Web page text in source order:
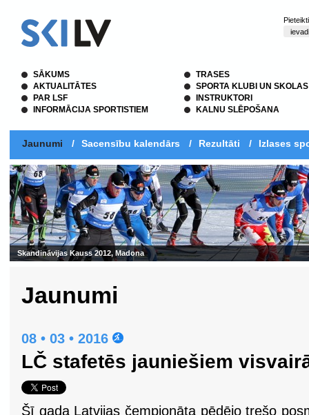
SĀKUMS
AKTUALITĀTES
PAR LSF
INFORMĀCIJA SPORTISTIEM
TRASES
SPORTA KLUBI UN SKOLAS
INSTRUKTORI
KALNU SLĒPOŠANA
Jaunumi / Sacensību kalendārs / Rezultāti / Izlases
2012, Madona
Jaunumi
08 • 03 • 2016
LČ stafetēs jauniešiem
Šī gada Latvijas čempionāta pēdējo trešo